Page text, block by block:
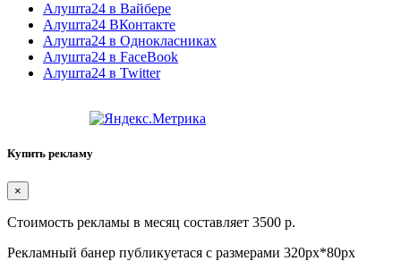
Алушта24 в Вайбере
Алушта24 ВКонтакте
Алушта24 в Однокласниках
Алушта24 в FaceBook
Алушта24 в Twitter
Купить рекламу
×
Стоимость рекламы в месяц составляет 3500 р.
Рекламный банер публикуетася с размерами 320px*80px